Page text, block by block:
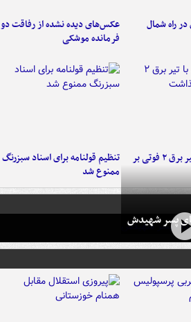
راه شمال
عکس‌های دیده نشده از رفاقت دو
فرمانده‌ موشکی
برخورد پراید با تیر برق ۲ فوتی بر
تنظیم قولنامه برای اسناد سبزرنگ
ممنوع شد
پسر شهیدش